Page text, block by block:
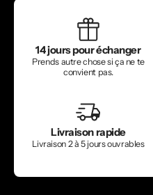
14 jours pour échanger
Prends autre chose si ça ne te
convient pas.
Livraison rapide
Livraison 2 à 5 jours ouvrables